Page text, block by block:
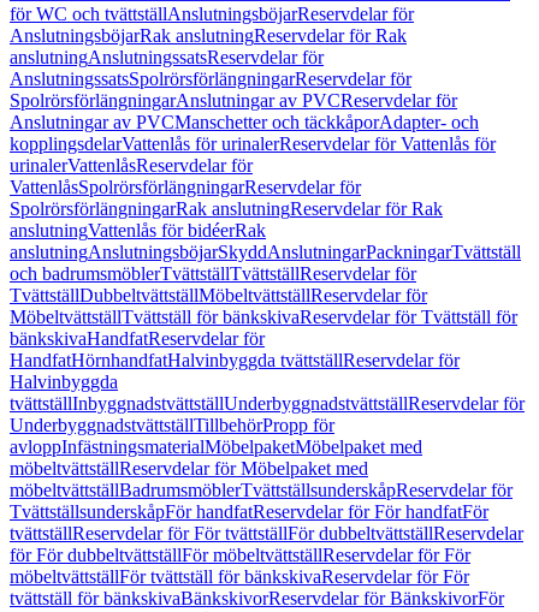
för WC och tvättställAnslutningsböjarReservdelar för
AnslutningsböjarRak anslutningReservdelar för Rak
anslutningAnslutningssatsReservdelar för
AnslutningssatsSpolrörsförlängningarReservdelar för
SpolrörsförlängningarAnslutningar av PVCReservdelar för
Anslutningar av PVCManschetter och täckkåporAdapter- och
kopplingsdelarVattenlås för urinalerReservdelar för Vattenlås för
urinalerVattenlåsReservdelar för
VattenlåsSpolrörsförlängningarReservdelar för
SpolrörsförlängningarRak anslutningReservdelar för Rak
anslutningVattenlås för bidéerRak
anslutningAnslutningsböjarSkyddAnslutningarPackningarTvättställ
och badrumsmöblerTvättställTvättställReservdelar för
TvättställDubbeltvättställMöbeltvättställReservdelar för
MöbeltvättställTvättställ för bänkskivaReservdelar för Tvättställ för
bänkskivaHandfatReservdelar för
HandfatHörnhandfatHalvinbyggda tvättställReservdelar för
Halvinbyggda
tvättställInbyggnadstvättställUnderbyggnadstvättställReservdelar för
UnderbyggnadstvättställTillbehörPropp för
avloppInfästningsmaterialMöbelpaketMöbelpaket med
möbeltvättställReservdelar för Möbelpaket med
möbeltvättställBadrumsmöblerTvättställsunderskåpReservdelar för
TvättställsunderskåpFör handfatReservdelar för För handfatFör
tvättställReservdelar för För tvättställFör dubbeltvättställReservdelar
för För dubbeltvättställFör möbeltvättställReservdelar för För
möbeltvättställFör tvättställ för bänkskivaReservdelar för För
tvättställ för bänkskivaBänkskivorReservdelar för BänkskivorFör